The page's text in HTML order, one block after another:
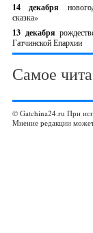
14 декабря
сказка»
13 декабря
Гатчинской Епархии
Самое
© Gatchina24.ru При
Мнение редакции может